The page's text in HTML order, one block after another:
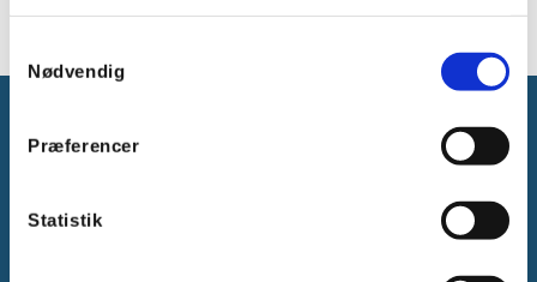
Nødvendig
Præferencer
Statistik